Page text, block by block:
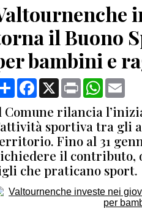
il Buono
bambini e
CondividiFacebook
X Print
Comune rilancia
sportiva tra gli
Fino al 31
il contributo,
che praticano sport.